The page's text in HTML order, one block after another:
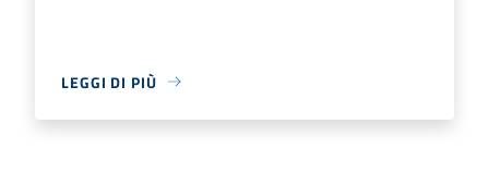
LEGGI DI PIÙ